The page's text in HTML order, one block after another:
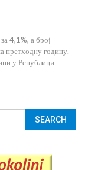
4,1%, а број
претходну годину.
у Републици